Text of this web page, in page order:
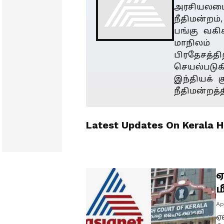
நீதிமன்றம்,
பங்கு
மாநிலம்
இந்தியக்
Latest Updates On Kerala